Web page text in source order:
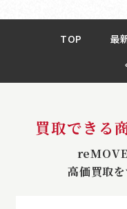
TOP 最
買取できる
reMOVE
高価買取